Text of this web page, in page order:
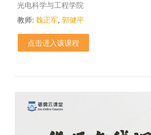
课程类别
光电科学与工程学院
教师: 魏正军, 郭健平
点击进入该课程